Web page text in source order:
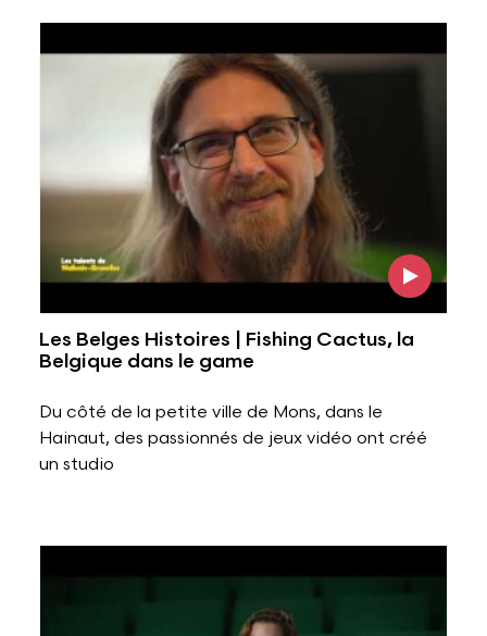
Les Belges Histoires | Fishing Cactus, la
Belgique dans le game
Du côté de la petite ville de Mons, dans le
Hainaut, des passionnés de jeux vidéo ont créé
un studio